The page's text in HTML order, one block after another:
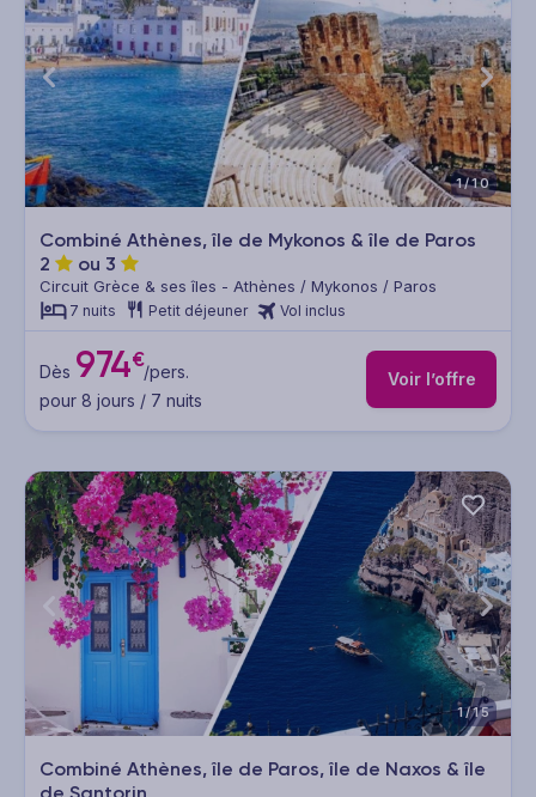
1/10
Combiné Athènes, île de Mykonos & île de Paros
2
ou 3
Circuit Grèce & ses îles - Athènes / Mykonos / Paros
7 nuits Petit déjeuner Vol inclus
Dès 974€/pers.
pour 8 jours / 7 nuits
Voir l’offre
1/15
Combiné Athènes, île de Paros, île de Naxos & île